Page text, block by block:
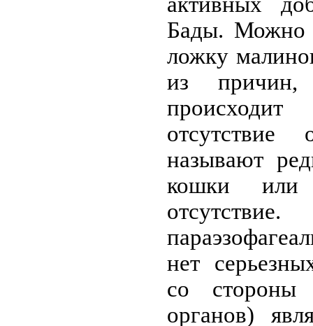
Бады. Можно
ложку
из
происходит
отсутствие
называют
кошки
нет
со стороны
органов)